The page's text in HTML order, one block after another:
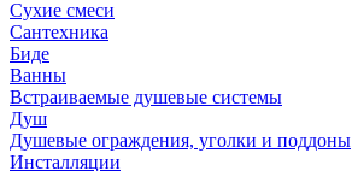
Сухие смеси
Сантехника
Биде
Ванны
Встраиваемые душевые системы
Душ
Душевые ограждения, уголки и поддоны
Инсталляции